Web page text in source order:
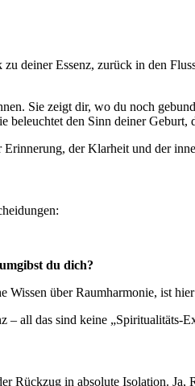
deiner Essenz, zurück in den
Sie zeigt dir, wo du noch
den Sinn deiner Geburt,
Erinnerung, der Klarheit und der
du dich?
Wissen über Raumharmonie, ist
– all das sind keine „Spiritualitäts-
Rückzug in absolute Isolation.